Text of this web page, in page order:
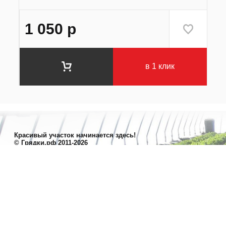
1 050 р
в 1 клик
Красивый участок начинается здесь!
© Грядки.рф 2011-2026